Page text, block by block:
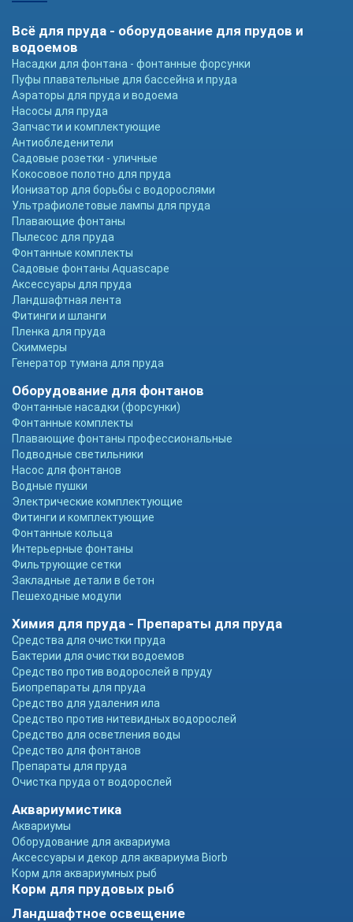
Всё для пруда - оборудование для прудов и
водоемов
Насадки для фонтана - фонтанные форсунки
Пуфы плавательные для бассейна и пруда
Аэраторы для пруда и водоема
Насосы для пруда
Запчасти и комплектующие
Антиобледенители
Садовые розетки - уличные
Кокосовое полотно для пруда
Ионизатор для борьбы с водорослями
Ультрафиолетовые лампы для пруда
Плавающие фонтаны
Пылесос для пруда
Фонтанные комплекты
Садовые фонтаны Aquascape
Аксессуары для пруда
Ландшафтная лента
Фитинги и шланги
Пленка для пруда
Скиммеры
Генератор тумана для пруда
Оборудование для фонтанов
Фонтанные насадки (форсунки)
Фонтанные комплекты
Плавающие фонтаны профессиональные
Подводные светильники
Насос для фонтанов
Водные пушки
Электрические комплектующие
Фитинги и комплектующие
Фонтанные кольца
Интерьерные фонтаны
Фильтрующие сетки
Закладные детали в бетон
Пешеходные модули
Химия для пруда - Препараты для пруда
Средства для очистки пруда
Бактерии для очистки водоемов
Средство против водорослей в пруду
Биопрепараты для пруда
Средство для удаления ила
Средство против нитевидных водорослей
Средство для осветления воды
Средство для фонтанов
Препараты для пруда
Очистка пруда от водорослей
Аквариумистика
Аквариумы
Оборудование для аквариума
Аксессуары и декор для аквариума Biorb
Корм для аквариумных рыб
Корм для прудовых рыб
Ландшафтное освещение